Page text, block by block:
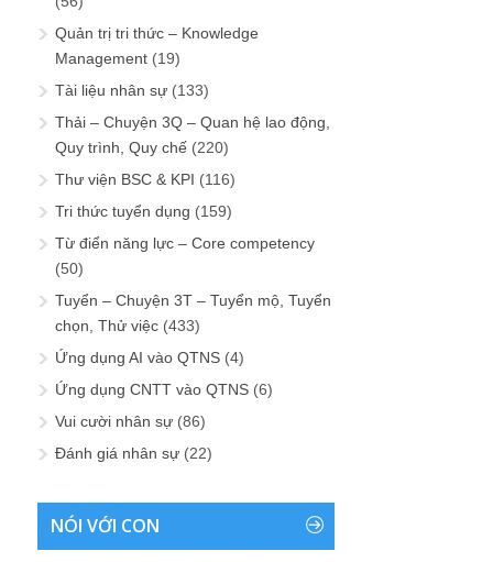
Quản trị tri thức – Knowledge
Management (19)
Tài liệu nhân sự (133)
Thải – Chuyện 3Q – Quan hệ lao động,
Quy trình, Quy chế (220)
Thư viện BSC & KPI (116)
Tri thức tuyển dụng (159)
Từ điển năng lực – Core competency
(50)
Tuyển – Chuyện 3T – Tuyển mộ, Tuyển
chọn, Thử việc (433)
Ứng dụng AI vào QTNS (4)
Ứng dụng CNTT vào QTNS (6)
Vui cười nhân sự (86)
Đánh giá nhân sự (22)
NÓI VỚI CON